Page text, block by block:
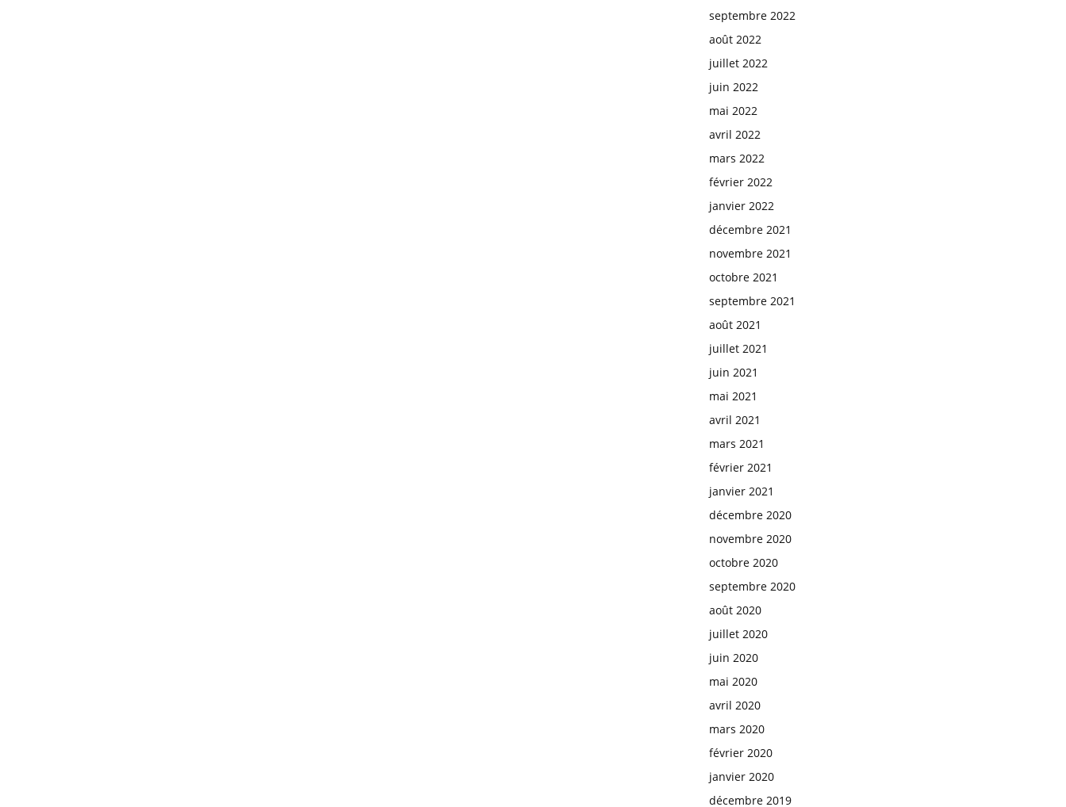
septembre 2022
août 2022
juillet 2022
juin 2022
mai 2022
avril 2022
mars 2022
février 2022
janvier 2022
décembre 2021
novembre 2021
octobre 2021
septembre 2021
août 2021
juillet 2021
juin 2021
mai 2021
avril 2021
mars 2021
février 2021
janvier 2021
décembre 2020
novembre 2020
octobre 2020
septembre 2020
août 2020
juillet 2020
juin 2020
mai 2020
avril 2020
mars 2020
février 2020
janvier 2020
décembre 2019